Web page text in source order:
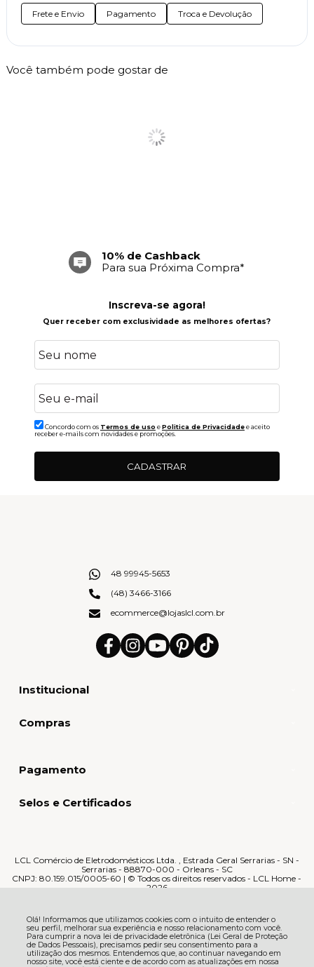
Olá! Informamos que utilizamos cookies com o intuito de entender o
seu perfil, melhorar sua experiência e nosso relacionamento com você.
Para cumprir a nova lei de privacidade eletrônica (Lei Geral de Proteção
de Dados Pessoais), precisamos pedir seu consentimento para a
utilização dos mesmos. Entendemos que, ao continuar navegando em
nosso site, você está ciente e de acordo com as atualizações em nossa
Frete e Envio Pagamento Troca e Devolução
Você também pode gostar de
10% de Cashback
Para sua Próxima Compra*
Inscreva-se agora!
Quer receber com exclusividade as melhores ofertas?
Concordo com os Termos de uso ePolitica de Privacidadee aceito
receber e-mails com novidades e promoções.
CADASTRAR
Institucional
Compras
48 99945-5653
(48) 3466-3166
ecommerce@lojaslcl.com.br
Pagamento
Selos e Certificados
LCL Comércio de Eletrodomésticos Ltda. , Estrada Geral Serrarias - SN -
Serrarias - 88870-000 - Orleans - SC
CNPJ: 80.159.015/0005-60 | © Todos os direitos reservados - LCL Home -
2026